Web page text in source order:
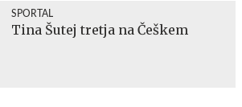
SPORTAL
Tina Šutej tretja na Češkem